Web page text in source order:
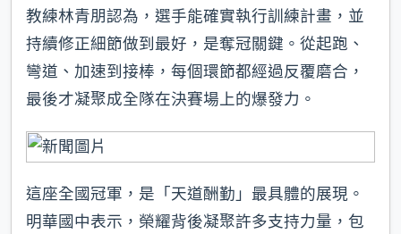
教練林青朋認為，選手能確實執行訓練計畫，並
持續修正細節做到最好，是奪冠關鍵。從起跑、
彎道、加速到接棒，每個環節都經過反覆磨合，
最後才凝聚成全隊在決賽場上的爆發力。
這座全國冠軍，是「天道酬勤」最具體的展現。
明華國中表示，榮耀背後凝聚許多支持力量，包